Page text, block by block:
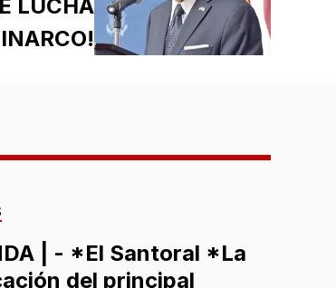
LUCHA
| - *El Santoral *La
del principal